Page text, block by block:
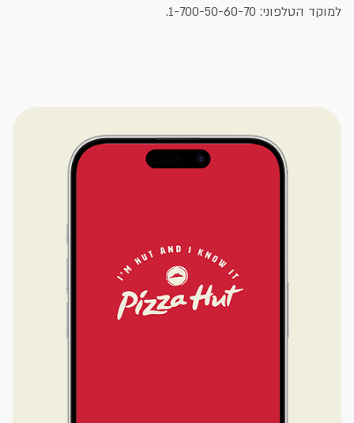
למוקד הטלפוני: 1-700-50-60-70.